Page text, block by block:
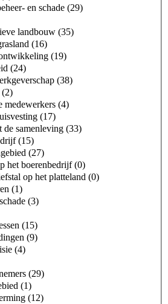
Flora, faunabeheer- en schade (29)
Natuurinclusieve landbouw (35)
Kruidenrijk grasland (16)
Scholing en ontwikkeling (19)
Mentale fitheid (24)
Arbeid en Werkgeverschap (38)
Robotisering (2)
Internationale medewerkers (4)
Agrarische huisvesting (17)
Interactie met de samenleving (33)
Vrouw & Bedrijf (15)
Veilig Buitengebied (27)
Drugsafval op het boerenbedrijf (0)
Inbraak en diefstal op het platteland (0)
Veilig verhuren (1)
Aardbevingsschade (3)
Gebiedsprocessen (15)
Kabels & leidingen (9)
Omgevingsvisie (4)
Sterke ondernemers (29)
Veenweidegebied (1)
Gewasbescherming (12)